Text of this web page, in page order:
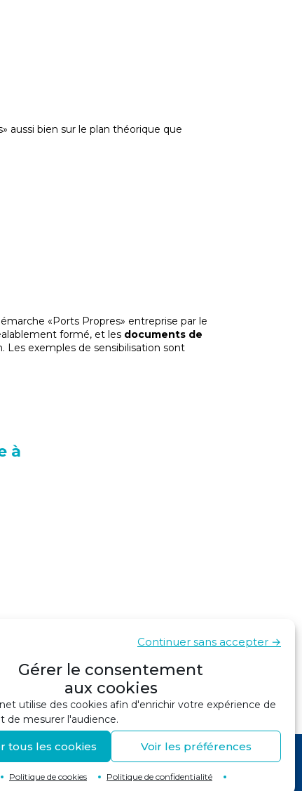
Gérer le consentement
aux cookies
utilise des cookies afin d'enrichir votre expérience de
de mesurer l'audience.
tous les cookies
Continuer sans accepter →
Voir les préférences
Politique de cookies Politique de confidentialité
aussi bien sur le plan théorique que
«Ports Propres» entreprise par le
formé, et les documents de
Les exemples de sensibilisation sont
à
Retour en haut de page